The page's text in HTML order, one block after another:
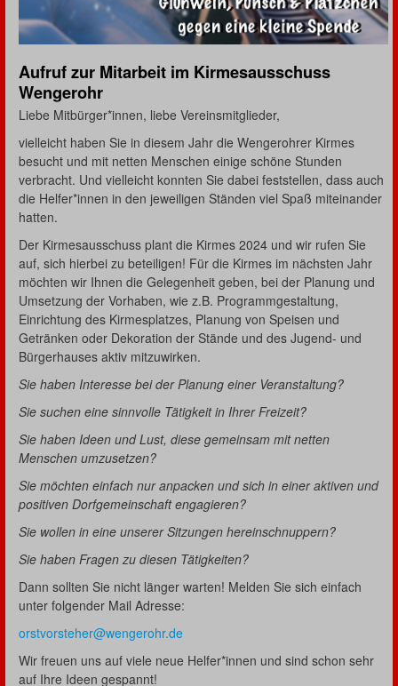
Aufruf zur Mitarbeit im Kirmesausschuss
Wengerohr
Liebe Mitbürger*innen, liebe Vereinsmitglieder,
vielleicht haben Sie in diesem Jahr die Wengerohrer Kirmes
besucht und mit netten Menschen einige schöne Stunden
verbracht. Und vielleicht konnten Sie dabei feststellen, dass auch
die Helfer*innen in den jeweiligen Ständen viel Spaß miteinander
hatten.
Der Kirmesausschuss plant die Kirmes 2024 und wir rufen Sie
auf, sich hierbei zu beteiligen! Für die Kirmes im nächsten Jahr
möchten wir Ihnen die Gelegenheit geben, bei der Planung und
Umsetzung der Vorhaben, wie z.B. Programmgestaltung,
Einrichtung des Kirmesplatzes, Planung von Speisen und
Getränken oder Dekoration der Stände und des Jugend- und
Bürgerhauses aktiv mitzuwirken.
Sie haben Interesse bei der Planung einer Veranstaltung?
Sie suchen eine sinnvolle Tätigkeit in Ihrer Freizeit?
Sie haben Ideen und Lust, diese gemeinsam mit netten
Menschen umzusetzen?
Sie möchten einfach nur anpacken und sich in einer aktiven und
positiven Dorfgemeinschaft engagieren?
Sie wollen in eine unserer Sitzungen hereinschnuppern?
Sie haben Fragen zu diesen Tätigkeiten?
Dann sollten Sie nicht länger warten! Melden Sie sich einfach
unter folgender Mail Adresse:
orstvorsteher@wengerohr.de
Wir freuen uns auf viele neue Helfer*innen und sind schon sehr
auf Ihre Ideen gespannt!